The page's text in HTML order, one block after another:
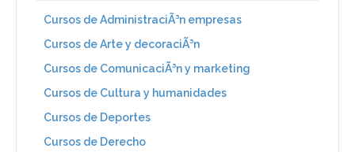
Cursos de AdministraciÃ³n empresas
Cursos de Arte y decoraciÃ³n
Cursos de ComunicaciÃ³n y marketing
Cursos de Cultura y humanidades
Cursos de Deportes
Cursos de Derecho